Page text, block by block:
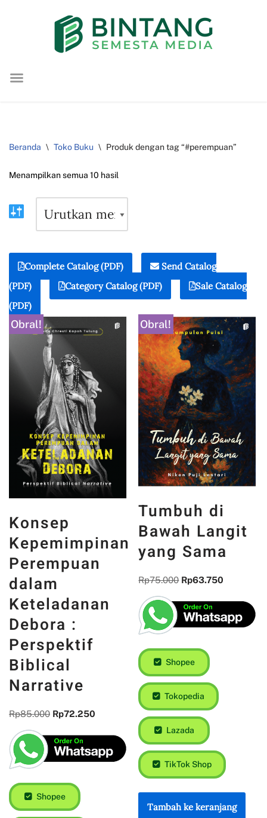
konten
Beranda \ Toko Buku \ Produk dengan tag “#perempuan”
Menampilkan semua 10 hasil
Complete Catalog (PDF)
Send Catalog
(PDF)
Category Catalog (PDF)
Sale Catalog
(PDF)
Obral!
Konsep
Kepemimpinan
Perempuan
dalam
Keteladanan
Debora :
Perspektif
Biblical
Narrative
Rp85.000 Rp72.250
Shopee
Obral!
Tumbuh di
Bawah Langit
yang Sama
Rp75.000 Rp63.750
Shopee
Tokopedia
Lazada
TikTok Shop
Tambah ke keranjang